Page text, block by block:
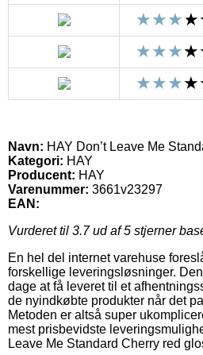
Navn: HAY Don’t Leave Me
Kategori: HAY
Producent: HAY
Varenummer: 3661v23297
EAN:
Vurderet til 3.7ud af 5 stjerner
En hel del internet varehuse
forskellige leveringsløsninger.
dage at få leveret til et
de nyindkøbte produkter når det
Metoden er altså super
mest prisbevidste
Leave Me Standard Cherry red